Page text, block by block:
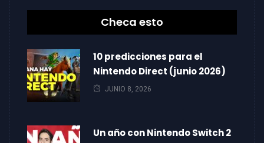
Checa esto
10 predicciones para el
Nintendo Direct (junio 2026)
JUNIO 8, 2026
Un año con Nintendo Switch 2